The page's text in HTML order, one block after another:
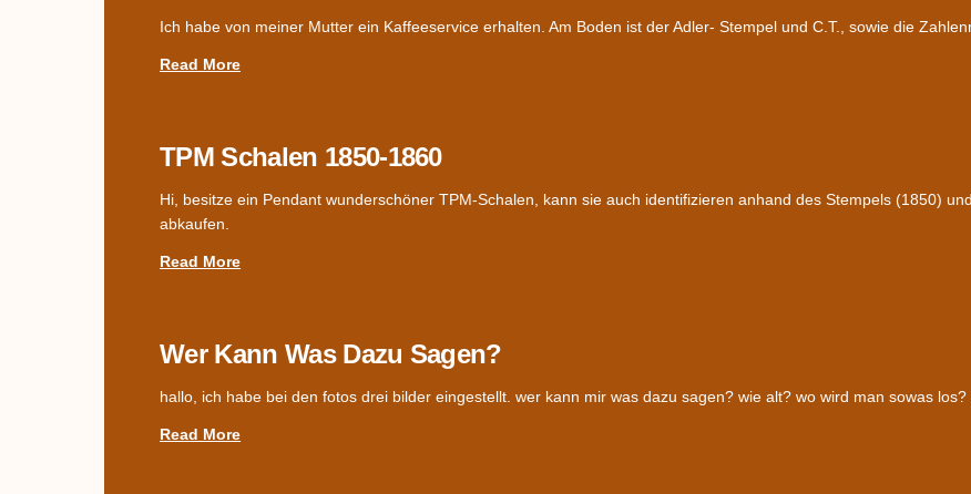
Ich habe von meiner Mutter ein Kaffeeservice erhalten. Am Boden ist der Adler- Stempel und C.T., sowie die
Read More
TPM Schalen 1850-1860
Hi, besitze ein Pendant wunderschöner TPM-Schalen, kann sie auch identifizieren anhand des Stempels (1850)
abkaufen.
Read More
Wer Kann Was Dazu Sagen?
hallo, ich habe bei den fotos drei bilder eingestellt. wer kann mir was dazu sagen? wie alt? wo wird man sowas
Read More